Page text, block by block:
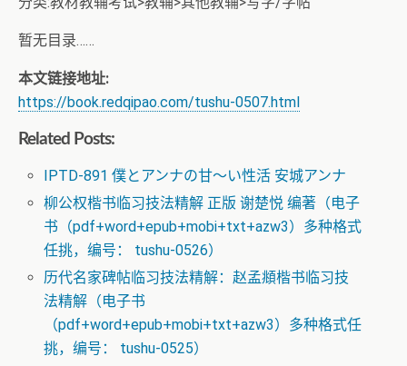
暂无目录……
本文链接地址:
https://book.redqipao.com/tushu-0507.html
Related Posts:
IPTD-891 僕とアンナの甘～い性活 安城アンナ
柳公权楷书临习技法精解 正版 谢楚悦 编著（电子
书（pdf+word+epub+mobi+txt+azw3）多种格式
任挑，编号： tushu-0526）
历代名家碑帖临习技法精解：赵孟頫楷书临习技
法精解（电子书
（pdf+word+epub+mobi+txt+azw3）多种格式任
挑，编号： tushu-0525）